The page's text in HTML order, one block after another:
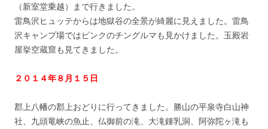
（新室堂乗越）まで行きました。
雷鳥沢ヒュッテからは地獄谷の全景が綺麗に見えました。雷鳥
沢キャンプ場ではピンクのチングルマも見かけました。玉殿岩
屋挙空蔵窟も見てきました。
２０１４年８月１５日
郡上八幡の郡上おどりに行ってきました。勝山の平泉寺白山神
社、九頭竜峡の魚止、仏御前の滝、大滝鍾乳洞、阿弥陀ヶ滝も